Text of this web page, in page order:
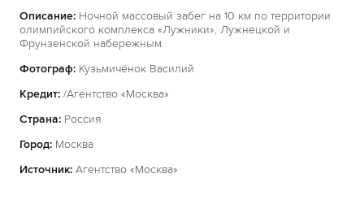
Описание: Ночной массовый забег на 10 км по территории
олимпийского комплекса «Лужники», Лужнецкой и
Фрунзенской набережным.
Фотограф: Кузьмичёнок Василий
Кредит: /Агентство «Москва»
Страна: Россия
Город: Москва
Источник: Агентство «Москва»